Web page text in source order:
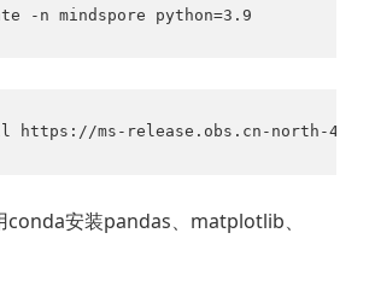
-n mindspore python=3.9
ms-release.obs.cn-north-
conda安装pandas、matplotlib、